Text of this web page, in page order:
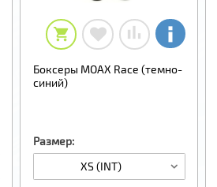
Боксеры MOAX Race (темно-
синий)
Размер:
XS (INT)